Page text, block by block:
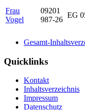
Frau
Vogel
09201
987-26
EG
Gesamt-
Quicklinks
Kontakt
Inhaltsverzeichnis
Impressum
Datenschutz